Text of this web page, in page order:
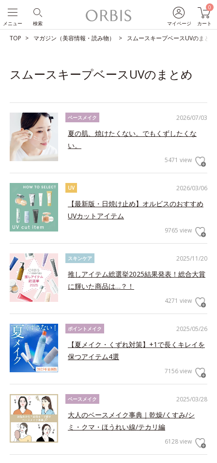
マイページ
0
カート
検索
メニュー
TOP マガジン（美容情報・読み物） スムースキープベースUVのまとめ
スムースキープベースUVのまとめ
2026/07/03
ベースメイク
夏の肌、焼けたくない。でもくずしたくな
い。
5471 view
2026/03/06
UV
【最新版・日焼け止め】オルビスのおすすめ
UVカットアイテム
9765 view
2025/11/20
スキンケア
推しアイテム総選挙2025結果発表！総合大賞
に輝いた商品は…？！
4271 view
2025/05/26
ポイントメイク
【夏メイク・くずれ対策】+1で長くキレイを
保つアイテム4選
7156 view
2025/03/28
ベースメイク
大人のベースメイク事典｜乾燥/くすみ/シ
ミ・クマ・ほうれい線/テカリ編
6128 view